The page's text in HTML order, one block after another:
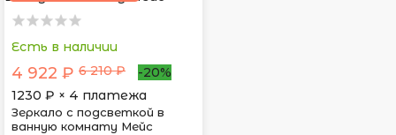
Есть в наличии
4 922 ₽ 6 210 ₽
-20%
1230 ₽ × 4 платежа
Зеркало с подсветкой в
ванную комнату Мейс